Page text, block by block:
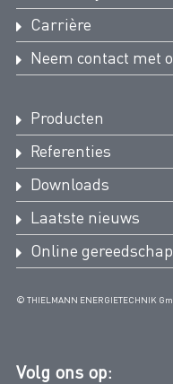
in
verordening
2016/426 (GAR)
brandstoffen:
Het typeonderzoek
Ordinance dient voor
onze cellulaire
Economische Ruimte
apparaten voor de
Carrière
Neem contact met
Producten
Referenties
Downloads
Laatste nieuws
Online gereedschap
© THIELMANN ENERGIETECHNIK
Volg ons op: